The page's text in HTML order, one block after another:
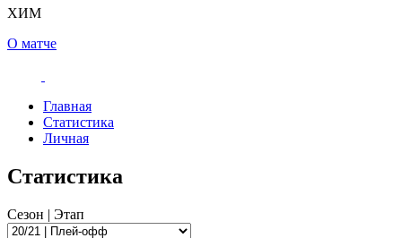
ХИМ
О матче
Главная
Статистика
Личная
Статистика
Сезон | Этап